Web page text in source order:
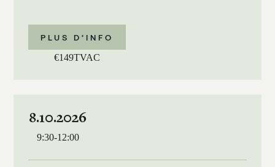
PLUS D’INFO
€149TVAC
8.10.2026
9:30-12:00